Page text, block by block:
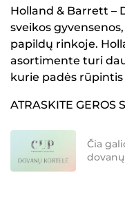
Holland & Barrett –
sveikos
papildų rinkoje.
asortimente turi
kurie padės
ATRASKITE GEROS
Čia